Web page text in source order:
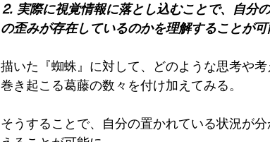
⒉ 実際に視覚情報に落とし込むことで、自分
の歪みが存在しているのかを理解することが可
描いた『蜘蛛』に対して、どのような思考や
巻き起こる葛藤の数々を付け加えてみる。
そうすることで、自分の置かれている状況が